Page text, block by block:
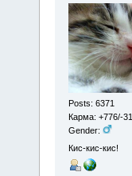
Posts: 6371
Карма: +776/-31
Gender:
Кис-кис-кис!